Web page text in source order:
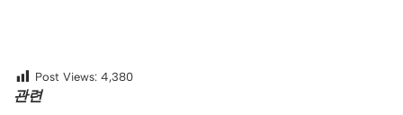
Post Views: 4,380
관련